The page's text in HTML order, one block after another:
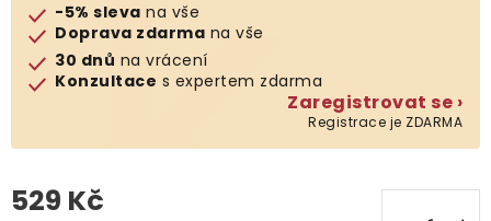
Klub výhod
-5% sleva na vše
Doprava zdarma na vše
30 dnů na vrácení
Konzultace s expertem zdarma
Zaregistrovat se ›
Registrace je ZDARMA
529 Kč